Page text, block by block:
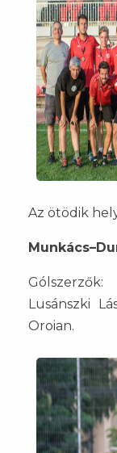
Az ötödik
Lusánszki
Oroian.